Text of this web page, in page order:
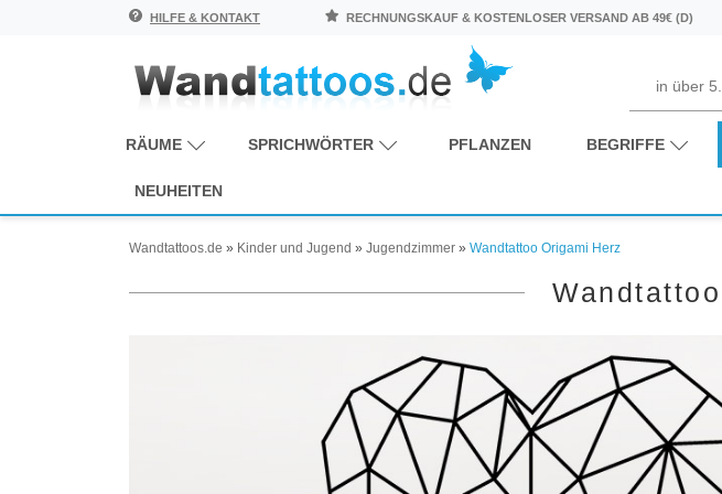
HILFE & KONTAKT RECHNUNGSKAUF & KOSTENLOSER VERSAND AB 49€ (D)
RÄUME SPRICHWÖRTER PFLANZEN BEGRIFFE
NEUHEITEN
Wandtattoos.de » Kinder und Jugend » Jugendzimmer » Wandtattoo Origami Herz